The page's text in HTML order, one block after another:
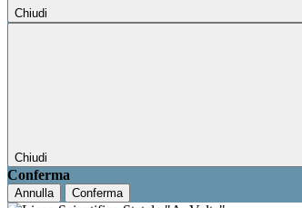
Chiudi
Chiudi
Conferma
Annulla Conferma